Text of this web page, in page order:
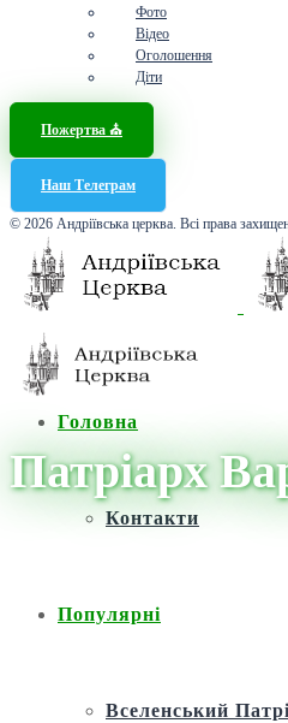
Фото
Відео
Оголошення
Діти
Пожертва ⛪️
Наш Телеграм
© 2026 Андріївська церква. Всі права
Головна
Контакти
Популярні
Вселенський
Патріарх